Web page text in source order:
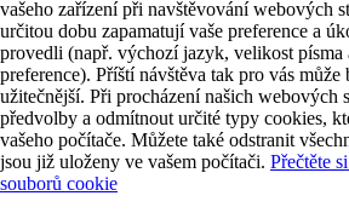
vašeho zařízení při navštěvování webových
určitou dobu zapamatují vaše preference a
provedli (např. výchozí jazyk, velikost písma
preference). Příští návštěva tak pro vás může
užitečnější. Při procházení našich webových
předvolby a odmítnout určité typy cookies,
vašeho počítače. Můžete také odstranit
jsou již uloženy ve vašem počítači. Přečtěte
souborů cookie